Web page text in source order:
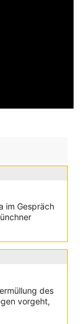
im Gespräch
des
vorgeht,